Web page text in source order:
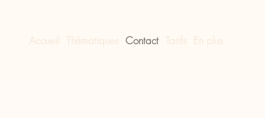
Accueil Thématiques Contact Tarifs En plus